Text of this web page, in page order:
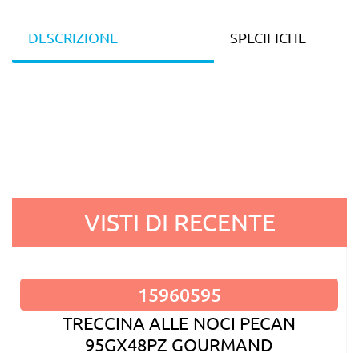
DESCRIZIONE SPECIFICHE
VISTI DI RECENTE
15960595
TRECCINA ALLE NOCI PECAN
95GX48PZ GOURMAND